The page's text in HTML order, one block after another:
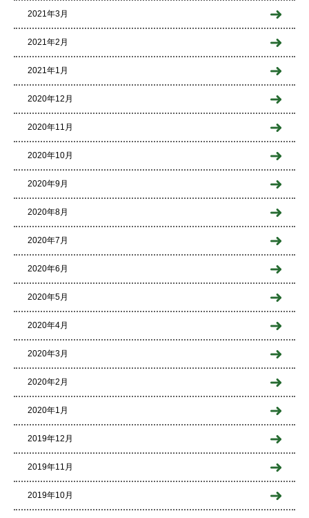
2021年3月
2021年2月
2021年1月
2020年12月
2020年11月
2020年10月
2020年9月
2020年8月
2020年7月
2020年6月
2020年5月
2020年4月
2020年3月
2020年2月
2020年1月
2019年12月
2019年11月
2019年10月